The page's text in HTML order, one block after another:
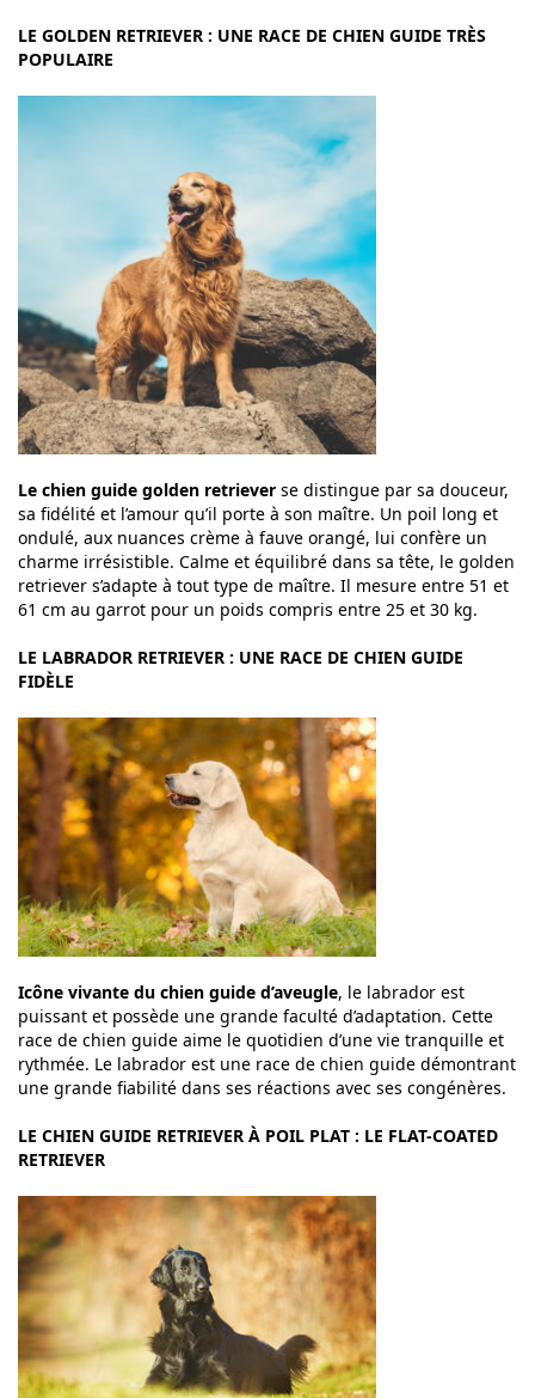
LE GOLDEN RETRIEVER : UNE RACE DE CHIEN GUIDE TRÈS
POPULAIRE
Le chien guide golden retriever se distingue par sa douceur,
sa fidélité et l’amour qu’il porte à son maître. Un poil long et
ondulé, aux nuances crème à fauve orangé, lui confère un
charme irrésistible. Calme et équilibré dans sa tête, le golden
retriever s’adapte à tout type de maître. Il mesure entre 51 et
61 cm au garrot pour un poids compris entre 25 et 30 kg.
LE LABRADOR RETRIEVER : UNE RACE DE CHIEN GUIDE
FIDÈLE
Icône vivante du chien guide d’aveugle, le labrador est
puissant et possède une grande faculté d’adaptation. Cette
race de chien guide aime le quotidien d’une vie tranquille et
rythmée. Le labrador est une race de chien guide démontrant
une grande fiabilité dans ses réactions avec ses congénères.
LE CHIEN GUIDE RETRIEVER À POIL PLAT : LE FLAT-COATED
RETRIEVER